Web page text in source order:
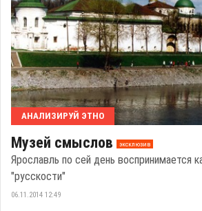
АНАЛИЗИРУЙ ЭТНО
Музей смыслов эксклюзив
Ярославль по сей день воспринимается
"русскости"
06.11.2014 12:49